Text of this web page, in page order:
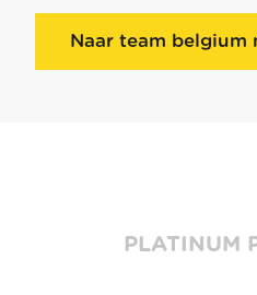
Naar team belgium
PLATINUM